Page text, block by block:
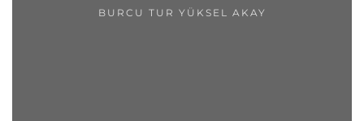
BURCU TUR YÜKSEL AKAY